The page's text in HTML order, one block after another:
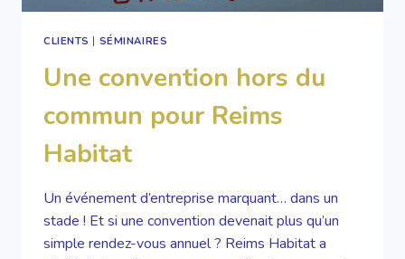
CLIENTS | SÉMINAIRES
Une convention hors du
commun pour Reims
Habitat
Un événement d’entreprise marquant… dans un
stade ! Et si une convention devenait plus qu’un
simple rendez-vous annuel ? Reims Habitat a